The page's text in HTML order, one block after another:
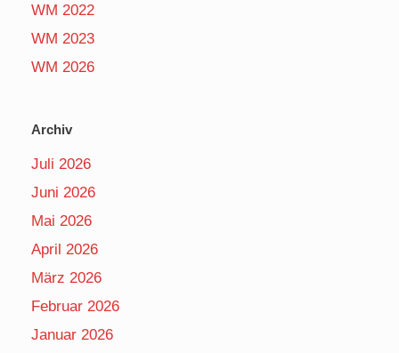
WM 2022
WM 2023
WM 2026
Archiv
Juli 2026
Juni 2026
Mai 2026
April 2026
März 2026
Februar 2026
Januar 2026